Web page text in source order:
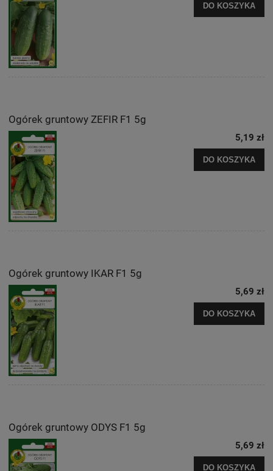
DO KOSZYKA
Ogórek gruntowy ZEFIR F1 5g
5,19 zł
DO KOSZYKA
Ogórek gruntowy IKAR F1 5g
5,69 zł
DO KOSZYKA
Ogórek gruntowy ODYS F1 5g
5,69 zł
DO KOSZYKA